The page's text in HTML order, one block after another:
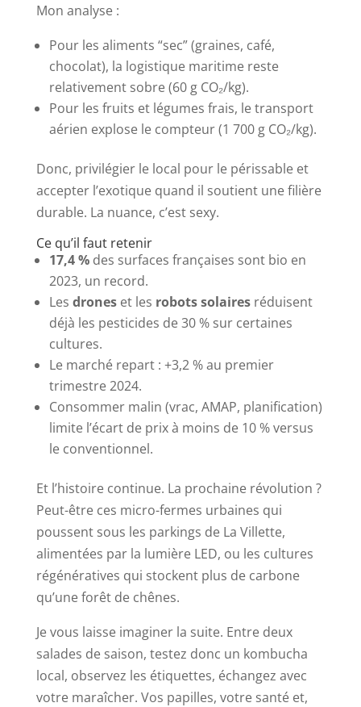
Mon analyse :
Pour les aliments “sec” (graines, café,
chocolat), la logistique maritime reste
relativement sobre (60 g CO₂/kg).
Pour les fruits et légumes frais, le transport
aérien explose le compteur (1 700 g CO₂/kg).
Donc, privilégier le local pour le périssable et
accepter l’exotique quand il soutient une filière
durable. La nuance, c’est sexy.
Ce qu’il faut retenir
17,4 %des surfaces françaises sont bio en
2023, un record.
Les droneset les robots solairesréduisent
déjà les pesticides de 30 % sur certaines
cultures.
Le marché repart : +3,2 % au premier
trimestre 2024.
Consommer malin (vrac, AMAP, planification)
limite l’écart de prix à moins de 10 % versus
le conventionnel.
Et l’histoire continue. La prochaine révolution ?
Peut-être ces micro-fermes urbaines qui
poussent sous les parkings de La Villette,
alimentées par la lumière LED, ou les cultures
régénératives qui stockent plus de carbone
qu’une forêt de chênes.
Je vous laisse imaginer la suite. Entre deux
salades de saison, testez donc un kombucha
local, observez les étiquettes, échangez avec
votre maraîcher. Vos papilles, votre santé et,